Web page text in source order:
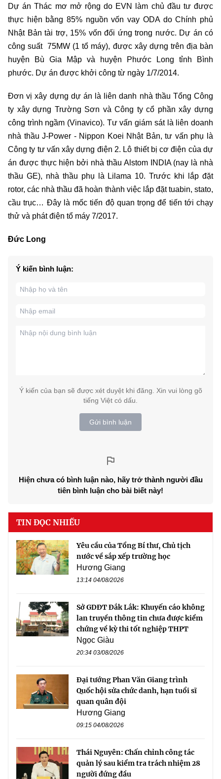
Dự án Thác mơ mở rộng do EVN làm chủ đầu tư được
thực hiện bằng 85% nguồn vốn vay ODA do Chính phủ
Nhật Bản tài trợ, 15% vốn đối ứng trong nước. Dự án có
công suất 75MW (1 tổ máy), được xây dựng trên địa bàn
huyện Bù Gia Mập và huyện Phước Long tỉnh Bình
phước. Dự án được khởi công từ ngày 1/7/2014.
Đơn vị xây dựng dự án là liên danh nhà thầu Tổng Công
ty xây dựng Trường Sơn và Công ty cổ phần xây dựng
công trình ngầm (Vinavico). Tư vấn giám sát là liên doanh
nhà thầu J-Power - Nippon Koei Nhật Bản, tư vấn phụ là
Công ty tư vấn xây dựng điện 2. Lô thiết bị cơ điện của dự
án được thực hiện bởi nhà thầu Alstom INDIA (nay là nhà
thầu GE), nhà thầu phụ là Lilama 10. Trước khi lắp đặt
rotor, các nhà thầu đã hoàn thành việc lắp đặt tuabin, stato,
cầu trục… Đây là mốc tiến độ quan trọng để tiến tới chạy
thử và phát điện tổ máy 7/2017.
Đức Long
Ý kiến bình luận:
Ý kiến của bạn sẽ được xét duyệt khi đăng. Xin vui lòng gõ
tiếng Việt có dấu.
Gửi bình luận
Hiện chưa có bình luận nào, hãy trở thành người đầu
tiên bình luận cho bài biết này!
TIN ĐỌC NHIỀU
Yêu cầu của Tổng Bí thư, Chủ tịch
nước về sắp xếp trường học
Hương Giang
13:14 04/08/2026
Sở GDĐT Đắk Lắk: Khuyến cáo không
lan truyền thông tin chưa được kiểm
chứng về kỳ thi tốt nghiệp THPT
Ngọc Giàu
20:34 03/08/2026
Đại tướng Phan Văn Giang trình
Quốc hội sửa chức danh, hạn tuổi sĩ
quan quân đội
Hương Giang
09:15 04/08/2026
Thái Nguyên: Chấn chỉnh công tác
quản lý sau kiểm tra trách nhiệm 28
người đứng đầu